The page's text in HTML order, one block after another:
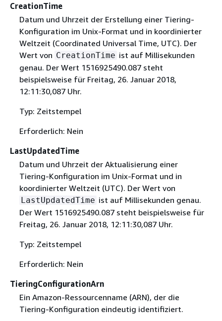
CreationTime
Datum und Uhrzeit der Erstellung einer Tiering-
Konfiguration im Unix-Format und in koordinierter
Weltzeit (Coordinated Universal Time, UTC). Der
Wert von CreationTime ist auf Millisekunden
genau. Der Wert 1516925490.087 steht
beispielsweise für Freitag, 26. Januar 2018,
12:11:30,087 Uhr.
Typ: Zeitstempel
Erforderlich: Nein
LastUpdatedTime
Datum und Uhrzeit der Aktualisierung einer
Tiering-Konfiguration im Unix-Format und in
koordinierter Weltzeit (UTC). Der Wert von
LastUpdatedTime ist auf Millisekunden genau.
Der Wert 1516925490.087 steht beispielsweise für
Freitag, 26. Januar 2018, 12:11:30,087 Uhr.
Typ: Zeitstempel
Erforderlich: Nein
TieringConfigurationArn
Ein Amazon-Ressourcenname (ARN), der die
Tiering-Konfiguration eindeutig identifiziert.